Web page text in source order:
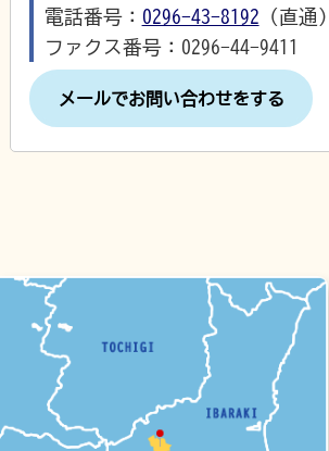
電話番号： 0296-43-8192 （直通）
ファクス番号：0296-44-9411
メールでお問い合わせをする